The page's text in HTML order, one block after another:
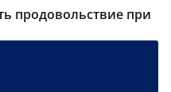
продовольствие при